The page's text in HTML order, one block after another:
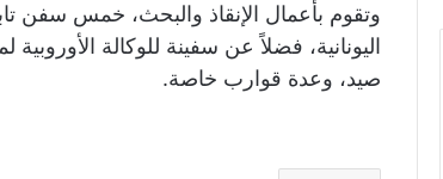
وتقوم بأعمال الإنقاذ والبحث، خمس سفن
اليونانية، فضلاً عن سفينة للوكالة
صيد، وعدة قوارب خاصة.